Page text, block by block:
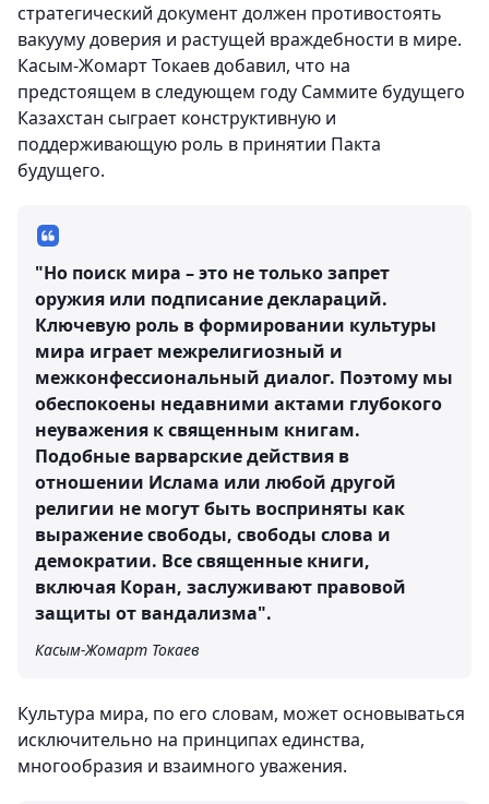
стратегический документ должен противостоять
вакууму доверия и растущей враждебности в мире.
Касым-Жомарт Токаев добавил, что на
предстоящем в следующем году Саммите будущего
Казахстан сыграет конструктивную и
поддерживающую роль в принятии Пакта
будущего.
"Но поиск мира – это не только запрет
оружия или подписание деклараций.
Ключевую роль в формировании культуры
мира играет межрелигиозный и
межконфессиональный диалог. Поэтому мы
обеспокоены недавними актами глубокого
неуважения к священным книгам.
Подобные варварские действия в
отношении Ислама или любой другой
религии не могут быть восприняты как
выражение свободы, свободы слова и
демократии. Все священные книги,
включая Коран, заслуживают правовой
защиты от вандализма".
Касым-Жомарт Токаев
Культура мира, по его словам, может основываться
исключительно на принципах единства,
многообразия и взаимного уважения.